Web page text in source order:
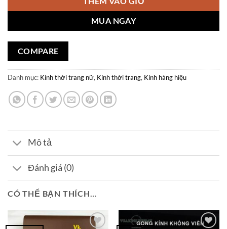
MUA NGAY
COMPARE
Danh mục: Kính thời trang nữ, Kính thời trang, Kính hàng hiệu
Mô tả
Đánh giá (0)
CÓ THỂ BẠN THÍCH…